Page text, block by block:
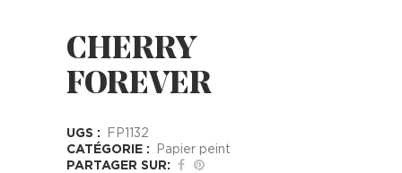
CHERRY
FOREVER
UGS :
FP1132
CATÉGORIE :
Papier peint
PARTAGER SUR: